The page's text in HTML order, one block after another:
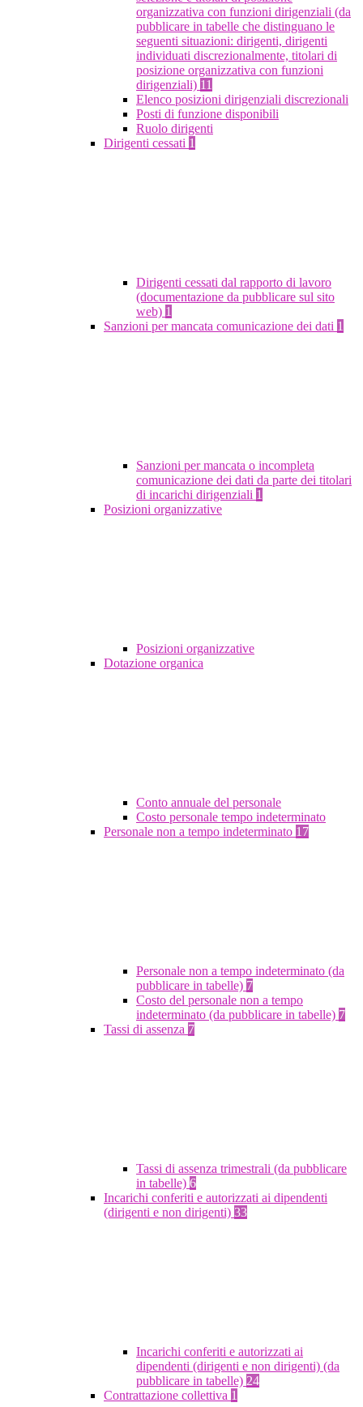
organizzativa con funzioni dirigenziali (da
pubblicare in tabelle che distinguano le
seguenti situazioni: dirigenti, dirigenti
individuati discrezionalmente, titolari di
posizione organizzativa con funzioni
dirigenziali) 11
Elenco posizioni dirigenziali discrezionali
Posti di funzione disponibili
Ruolo dirigenti
Dirigenti cessati 1
Dirigenti cessati dal rapporto di lavoro
(documentazione da pubblicare sul sito
web) 1
Sanzioni per mancata comunicazione dei dati 1
Sanzioni per mancata o incompleta
comunicazione dei dati da parte dei titolari
di incarichi dirigenziali 1
Posizioni organizzative
Posizioni organizzative
Dotazione organica
Conto annuale del personale
Costo personale tempo indeterminato
Personale non a tempo indeterminato 17
Personale non a tempo indeterminato (da
pubblicare in tabelle) 7
Costo del personale non a tempo
indeterminato (da pubblicare in tabelle) 7
Tassi di assenza 7
Tassi di assenza trimestrali (da pubblicare
in tabelle) 6
Incarichi conferiti e autorizzati ai dipendenti
(dirigenti e non dirigenti) 33
Incarichi conferiti e autorizzati ai
dipendenti (dirigenti e non dirigenti) (da
pubblicare in tabelle) 24
Contrattazione collettiva 1